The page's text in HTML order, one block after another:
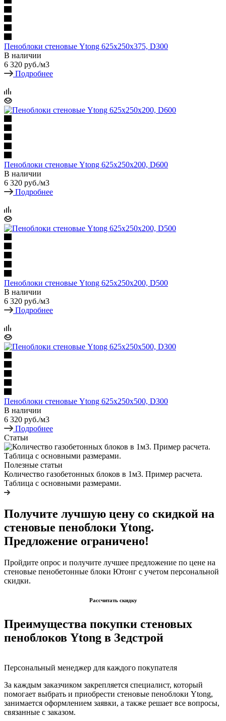
Пеноблоки стеновые Ytong 625х250х375, D300
В наличии
6 320 руб./м3
Подробнее
Пеноблоки стеновые Ytong 625х250х200, D600
В наличии
6 320 руб./м3
Подробнее
Пеноблоки стеновые Ytong 625х250х200, D500
В наличии
6 320 руб./м3
Подробнее
Пеноблоки стеновые Ytong 625х250х500, D300
В наличии
6 320 руб./м3
Подробнее
Статьи
Полезные статьи
Количество газобетонных блоков в 1м3. Пример расчета.
Таблица с основными размерами.
Получите лучшую цену со скидкой на
стеновые пеноблоки Ytong.
Предложение ограничено!
Пройдите опрос и получите лучшее предложение по цене на
стеновые пенобетонные блоки Ютонг с учетом персональной
скидки.
Рассчитать скидку
Преимущества покупки стеновых
пеноблоков Ytong в Зедстрой
Персональный менеджер для каждого покупателя
За каждым заказчиком закрепляется специалист, который
помогает выбрать и приобрести стеновые пеноблоки Ytong,
занимается оформлением заявки, а также решает все вопросы,
связанные с заказом.